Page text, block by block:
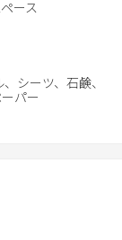
ース
シーツ、石鹸、
パー